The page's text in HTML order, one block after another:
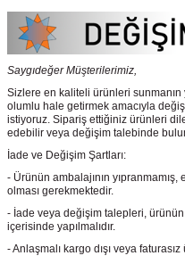
Saygıdeğer Müşterilerimiz,
Sizlere en kaliteli ürünleri sunmanın
olumlu hale getirmek amacıyla
istiyoruz. Sipariş ettiğiniz ürünleri
edebilir veya değişim talebinde
İade ve Değişim Şartları:
- Ürünün ambalajının
olması gerekmektedir.
- İade veya değişim talepleri, ürünün
içerisinde yapılmalıdır.
- Anlaşmalı kargo dışı veya